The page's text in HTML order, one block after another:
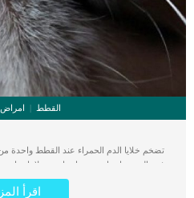
القطط
تضخم خلايا الدم الحمراء عند القطط واحدة
فقر الدم ومايصاحبه من اعراض وعلامات
تفشل خلايا الدم الحمراء في الانقسام وتصبح
أيضًا تعاني من نقص في مادة الحمض النووي
اقرأ